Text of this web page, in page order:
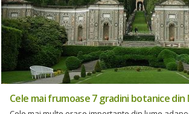
Cele mai frumoase 7 gradini botanice din